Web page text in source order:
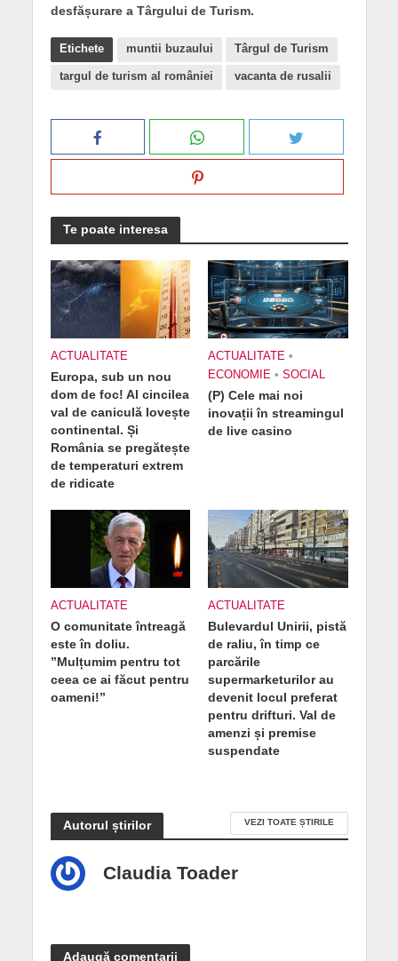
desfășurare a Târgului de Turism.
Etichete muntii buzaului Târgul de Turism
targul de turism al româniei vacanta de rusalii
Te poate interesa
ACTUALITATE
Europa, sub un nou
dom de foc! Al cincilea
val de caniculă lovește
continental. Și
România se pregătește
de temperaturi extrem
de ridicate
ACTUALITATE •
ECONOMIE • SOCIAL
(P) Cele mai noi
inovații în streamingul
de live casino
ACTUALITATE
O comunitate întreagă
este în doliu.
”Mulțumim pentru tot
ceea ce ai făcut pentru
oameni!”
ACTUALITATE
Bulevardul Unirii, pistă
de raliu, în timp ce
parcările
supermarketurilor au
devenit locul preferat
pentru drifturi. Val de
amenzi și premise
suspendate
Autorul știrilor VEZI TOATE ȘTIRILE
Claudia Toader
Adaugă comentarii